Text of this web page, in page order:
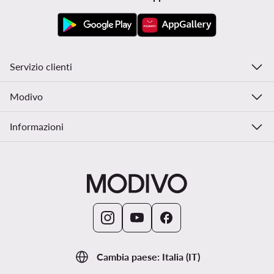
Cambia paese: Italia (IT)
Servizio clienti
Modivo
Informazioni